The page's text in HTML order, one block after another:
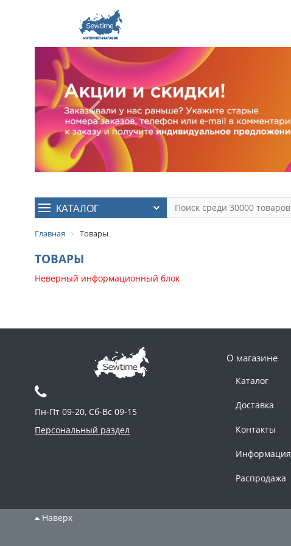
КАТАЛОГ
Главная Товары
ТОВАРЫ
Неверный информационный блок
О магазине
Каталог
Доставка
Контакты
Информация
Распродажа
Пн-Пт 09-20, Сб-Вс 09-15
Персональный раздел
Наверх